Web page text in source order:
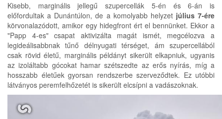
Kisebb, marginális jellegű szupercellák 5-én és 6-án is
előfordultak a Dunántúlon, de a komolyabb helyzet július 7-ére
körvonalazódott, amikor egy hidegfront ért el bennünket. Ekkor a
"Papp 4-es" csapat aktivizálta magát ismét, megcélozva a
legideálisabbnak tűnő délnyugati térséget, ám szupercellából
csak rövid életű, marginális példányt sikerült elkapniuk, ugyanis
az izoláltabb gócokat hamar szétszedte az erős nyírás, míg a
hosszabb életűek gyorsan rendszerbe szerveződtek. Ez utóbbi
látványos peremfelhőzetét is sikerült elcsípni a vadászoknak.